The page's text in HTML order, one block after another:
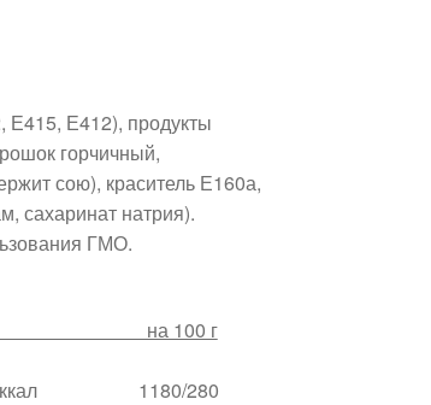
Е415, Е412), продукты
горчичный,
сою), краситель Е160а,
сахаринат натрия).
ГМО.
на 100 г
кДж/ккал 1180/280